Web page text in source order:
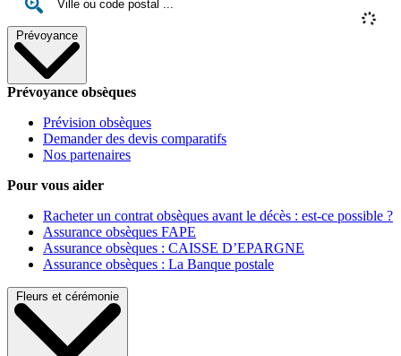
Prévoyance
Prévoyance obsèques
Prévision obsèques
Demander des devis comparatifs
Nos partenaires
Pour vous aider
Racheter un contrat obsèques avant le décès : est-ce possible ?
Assurance obsèques FAPE
Assurance obsèques : CAISSE D’EPARGNE
Assurance obsèques : La Banque postale
Fleurs et cérémonie